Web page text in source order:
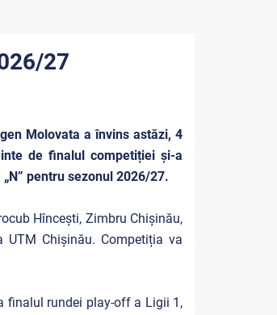
27
Molovata a învins astăzi, 4
de finalul competiției și-a
pentru sezonul 2026/27.
Hîncești, Zimbru Chișinău,
UTM Chișinău. Competiția va
finalul rundei play-off a Ligii 1,